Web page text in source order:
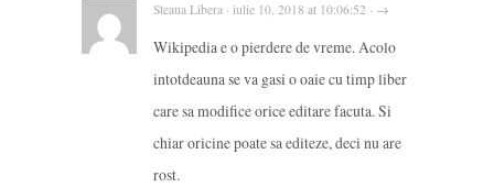
Steaua Libera · iulie 10, 2018 at 10:06:52 · →
Wikipedia e o pierdere de vreme. Acolo
intotdeauna se va gasi o oaie cu timp liber
care sa modifice orice editare facuta. Si
chiar oricine poate sa editeze, deci nu are
rost.